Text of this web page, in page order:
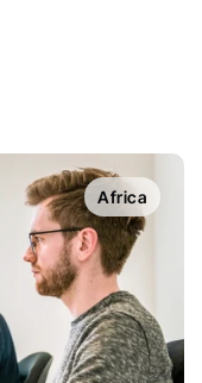
Africa